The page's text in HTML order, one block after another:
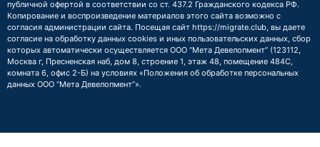
публичной офертой в соответствии со ст. 437.2 Гражданского кодекса РФ.
Копирование и воспроизведение материалов этого сайта возможно с
согласия администрации сайта. Посещая сайт https://migrate.club, вы даете
согласие на обработку данных cookies и иных пользовательских данных, сбор
которых автоматически осуществляется ООО “Мета Девелопмент” (123112,
Москва г, Пресненская наб, дом 8, строение 1, этаж 48, помещение 484С,
комната 6, офис 2-Б) на условиях «Положения об обработке персональных
данных ООО “Мета Девелопмент”».